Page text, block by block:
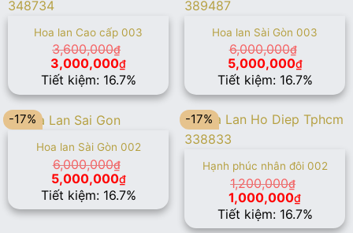
Hoa lan Cao cấp 003
3,600,000₫
Giá
gốc
là:
3,600,000₫.
3,000,000₫Giá
hiện
tại
là:
3,000,000₫.
Tiết kiệm: 16.7%
Hoa lan Sài Gòn 003
6,000,000₫
Giá
gốc
là:
6,000,000₫.
5,000,000₫Giá
hiện
tại
là:
Tiết kiệm: 16.7%
-17%
Hoa lan Sài Gòn 002
6,000,000₫
Giá
gốc
là:
6,000,000₫.
5,000,000₫Giá
hiện
tại
là:
5,000,000₫.
Tiết kiệm: 16.7%
-17%
Hạnh phúc nhân đôi 002
1,200,000₫
Giá
gốc
là:
1,000,000₫Giá
hiện
tại
Tiết kiệm: 16.7%